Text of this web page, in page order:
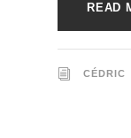
READ
CÉDRIC